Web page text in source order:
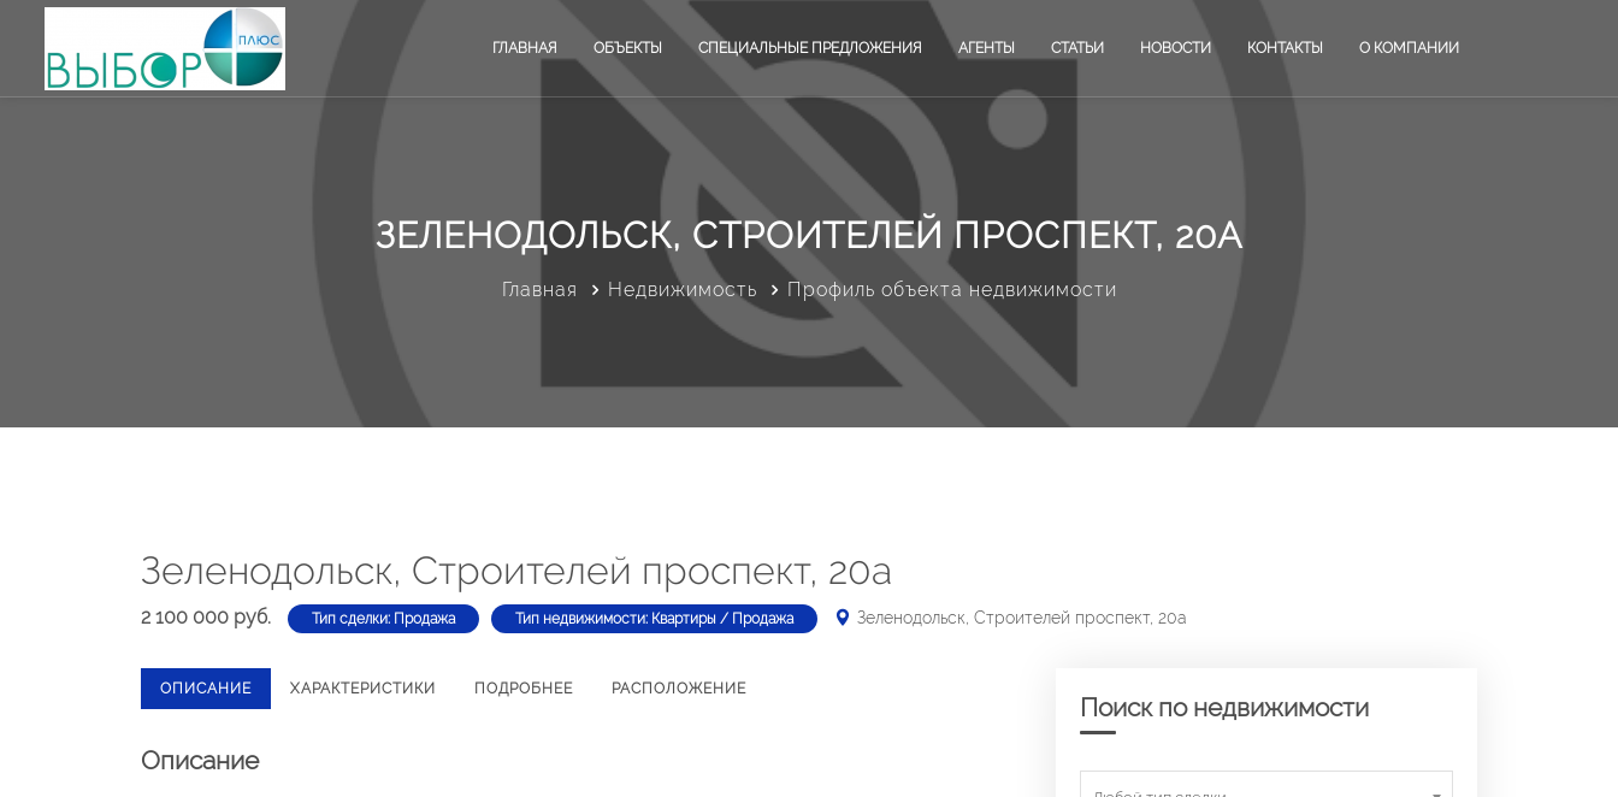
ГЛАВНАЯ ОБЪЕКТЫ СПЕЦИАЛЬНЫЕ ПРЕДЛОЖЕНИЯ АГЕНТЫ СТАТЬИ НОВОСТИ КОНТАКТЫ О КОМПАНИИ
ЗЕЛЕНОДОЛЬСК, СТРОИТЕЛЕЙ ПРОСПЕКТ, 20А
Главная Недвижимость Профиль объекта недвижимости
Зеленодольск, Строителей проспект, 20а
2 100 000 руб. Тип сделки: Продажа Тип недвижимости: Квартиры / Продажа Зеленодольск, Строителей проспект, 20а
ОПИСАНИЕ ХАРАКТЕРИСТИКИ ПОДРОБНЕЕ РАСПОЛОЖЕНИЕ
Описание
Поиск по недвижимости